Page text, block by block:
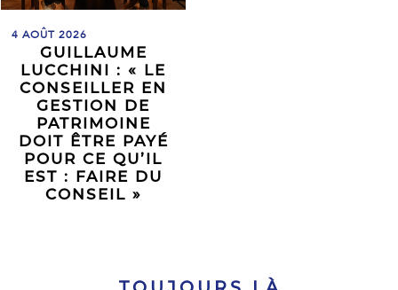
GUILLAUME
LUCCHINI : « LE
CONSEILLER EN
GESTION DE
PATRIMOINE
DOIT ÊTRE PAYÉ
POUR CE QU’IL
EST : FAIRE DU
CONSEIL »
4 AOÛT 2026